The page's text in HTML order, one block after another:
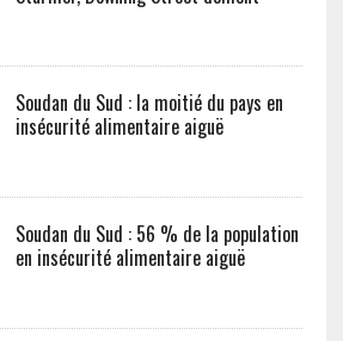
Soudan du Sud : la moitié du pays en
insécurité alimentaire aiguë
Soudan du Sud : 56 % de la population
en insécurité alimentaire aiguë